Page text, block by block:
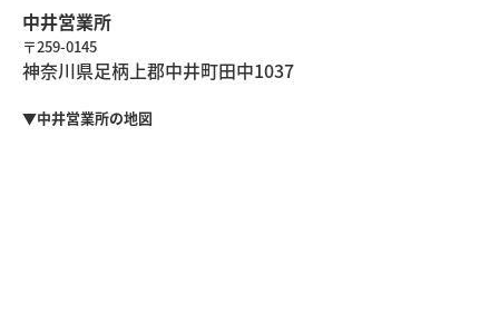
中井営業所
〒259-0145
神奈川県足柄上郡中井町田中1037
▼中井営業所の地図